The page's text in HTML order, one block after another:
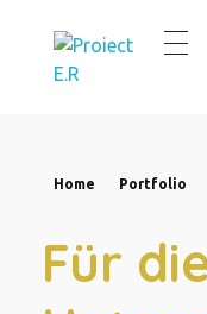
Home Portfolio
Für